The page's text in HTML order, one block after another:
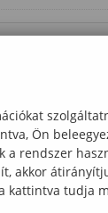
Ön
a rendszer
akkor
tudja